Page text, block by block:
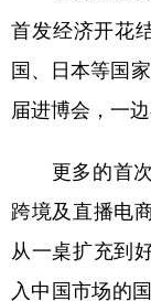
浙江
山东
广东
四川
陕西
新疆
首发经济开花
国、日本等国
届进博会，一
更多的首次
跨境及直播电
从一桌扩充到
入中国市场的